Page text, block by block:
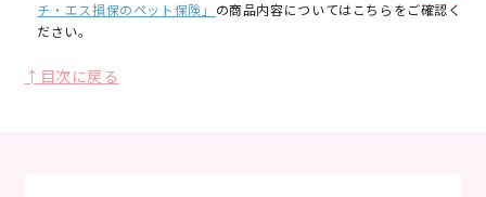
チ・エス損保のペット保険」 の商品内容についてはこちらをご確認く
ださい。
↑目次に戻る